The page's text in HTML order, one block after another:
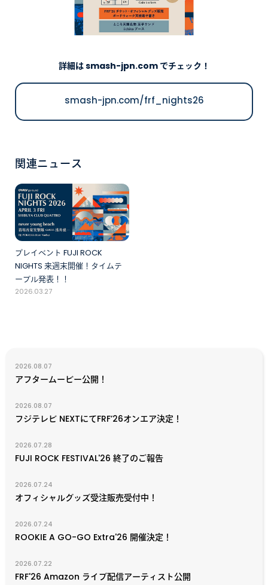
詳細は smash-jpn.com でチェック！
smash-jpn.com/frf_nights26
関連ニュース
プレイベント FUJI ROCK
NIGHTS 来週末開催！タイムテ
ーブル発表！！
2026.03.27
2026.08.07
アフタームービー公開！
2026.08.07
フジテレビ NEXTにてFRF’26オンエア決定！
2026.07.28
FUJI ROCK FESTIVAL'26 終了のご報告
2026.07.24
オフィシャルグッズ受注販売受付中！
2026.07.24
ROOKIE A GO-GO Extra'26 開催決定！
2026.07.22
FRF'26 Amazon ライブ配信アーティスト公開